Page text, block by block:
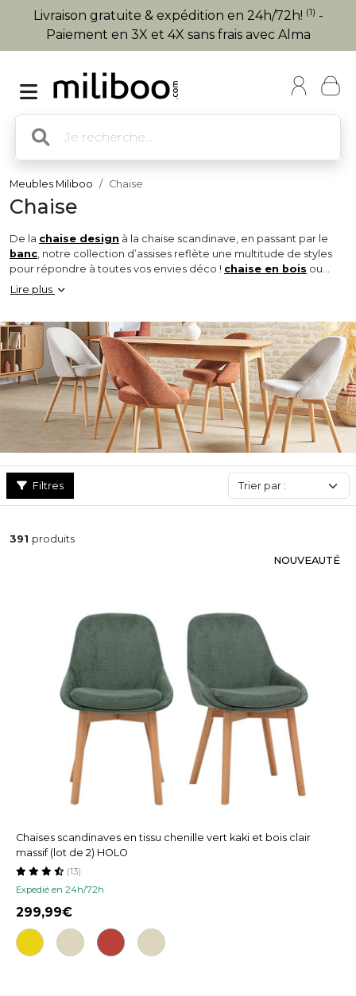
Livraison gratuite & expédition en 24h/72h! (1) -
Paiement en 3X et 4X sans frais avec Alma
Meubles Miliboo Chaise
Chaise
De la chaise design à la chaise scandinave, en passant par le
banc, notre collection d’assises reflète une multitude de styles
pour répondre à toutes vos envies déco ! chaise en bois ou
chaises en tissu, vendues à l’unité ou par lot, nous vous proposons
une vaste sélection de
Véritable touche finale de l’espace repas, la chaise sera l’élément
clé qui sublimera instantanément latable à mangerà laquelle
elle sera associée.
Lire plus
Filtres
391 produits
NOUVEAUTÉ
Chaises scandinaves en tissu chenille vert kaki et bois clair
massif (lot de 2) HOLO
Expedié en 24h/72h
(13)
299,99